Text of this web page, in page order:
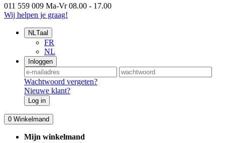
011 559 009 Ma-Vr 08.00 - 17.00
Wij helpen je graag!
NLTaal
FR
NL
Inloggen
Wachtwoord vergeten?
Nieuwe klant?
Log in
0 Winkelmand
Mijn winkelmand